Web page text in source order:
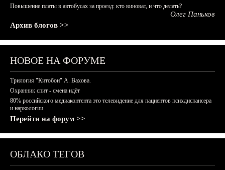
Повышение платы в автобусах за проезд: кто виноват, и что делать?
Олег Паньков
Архив блогов >>
НОВОЕ НА ФОРУМЕ
Трилогия "Китобои" А. Вахова.
Охранник спит - смена идёт
80% российского медиаконтента это телевидение для пациентов психдиспансера
и наркологии.
Перейти на форум >>
ОБЛАКО ТЕГОВ